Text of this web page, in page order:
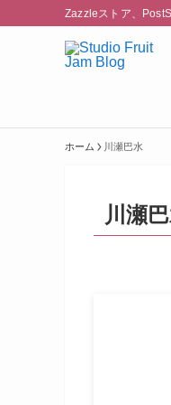
Zazzleストア、
ホーム 川瀬巴水
川瀬